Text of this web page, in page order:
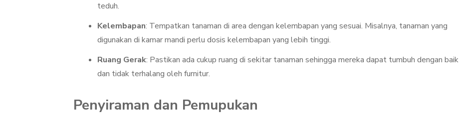
teduh.
Kelembapan: Tempatkan tanaman di area dengan kelembapan yang sesuai. Misalnya, tanaman yang
digunakan di kamar mandi perlu dosis kelembapan yang lebih tinggi.
Ruang Gerak: Pastikan ada cukup ruang di sekitar tanaman sehingga mereka dapat tumbuh dengan baik
dan tidak terhalang oleh furnitur.
Penyiraman dan Pemupukan